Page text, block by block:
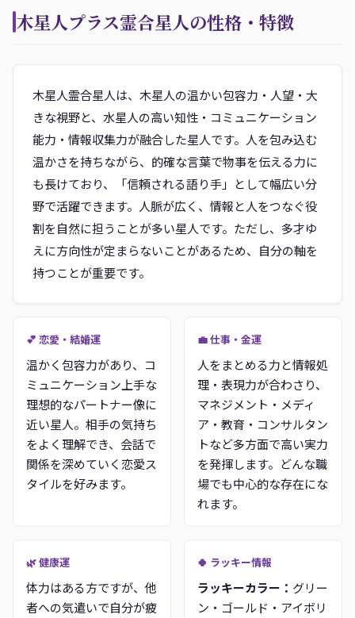
木星人プラス霊合星人の性格・特徴
木星人霊合星人は、木星人の温かい包容力・人望・大
きな視野と、水星人の高い知性・コミュニケーション
能力・情報収集力が融合した星人です。人を包み込む
温かさを持ちながら、的確な言葉で物事を伝える力に
も長けており、「信頼される語り手」として幅広い分
野で活躍できます。人脈が広く、情報と人をつなぐ役
割を自然に担うことが多い星人です。ただし、多才ゆ
えに方向性が定まらないことがあるため、自分の軸を
持つことが重要です。
💕 恋愛・結婚運
温かく包容力があり、コ
ミュニケーション上手な
理想的なパートナー像に
近い星人。相手の気持ち
をよく理解でき、会話で
関係を深めていく恋愛ス
タイルを好みます。
💼 仕事・金運
人をまとめる力と情報処
理・表現力が合わさり、
マネジメント・メディ
ア・教育・コンサルタン
トなど多方面で高い実力
を発揮します。どんな職
場でも中心的な存在にな
れます。
🌿 健康運
体力はある方ですが、他
者への気遣いで自分が疲
🍀 ラッキー情報
ラッキーカラー： グリー
ン・ゴールド・アイボリ